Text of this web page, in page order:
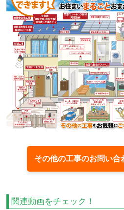
その他の工事のお問い
関連動画をチェック！